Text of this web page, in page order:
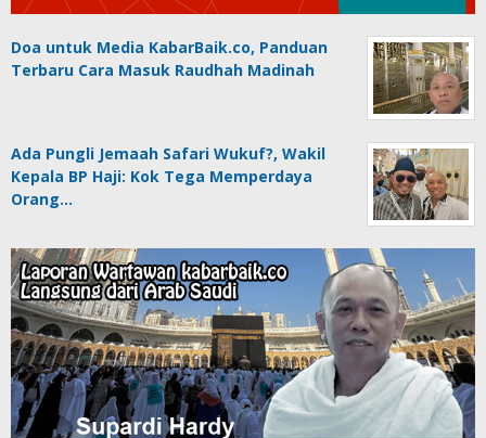
Doa untuk Media KabarBaik.co, Panduan
Terbaru Cara Masuk Raudhah Madinah
Ada Pungli Jemaah Safari Wukuf?, Wakil
Kepala BP Haji: Kok Tega Memperdaya
Orang…